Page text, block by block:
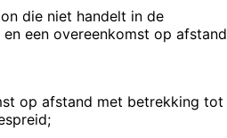
die niet handelt in de
een overeenkomst op afstand
op afstand met betrekking tot